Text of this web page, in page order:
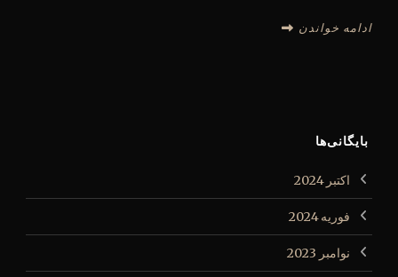
ادامه خواندن
بایگانی‌ها
اکتبر 2024
فوریه 2024
نوامبر 2023